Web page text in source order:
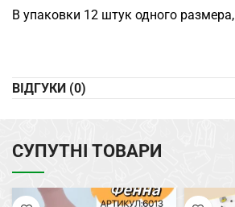
В упаковки 12 штук одного
ВІДГУКИ (0)
СУПУТНІ ТОВАРИ